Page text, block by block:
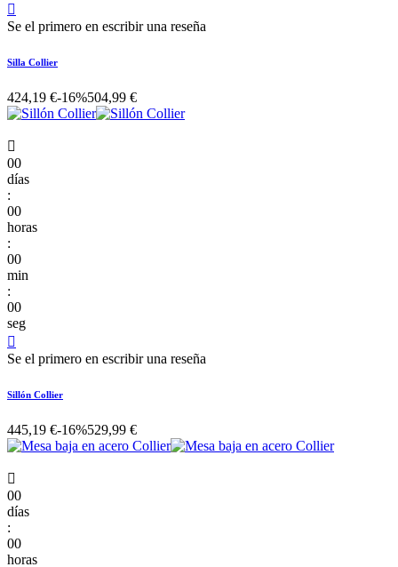

Se el primero en escribir una reseña
Silla Collier
424,19 €-16%504,99 €

00
días
:
00
horas
:
00
min
:
00
seg

Se el primero en escribir una reseña
Sillón Collier
445,19 €-16%529,99 €

00
días
:
00
horas